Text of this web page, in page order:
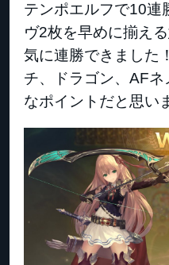
テンポエルフで10連
ヴ2枚を早めに揃え
気に連勝できました
チ、ドラゴン、AF
なポイントだと思い